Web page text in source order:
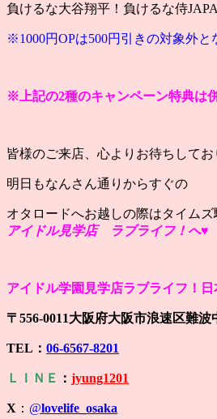
負けるな大谷翔平！負けるな侍
※1000円OPは500円引きの対象外と
※上記の2種のキャンペーン特典は
皆様のご来店、心よりお待ちしてお
明日もなんさん通りからすぐの
オタロードへお越しの際はタイム
アイドル見学店 ラブライフ！へ♥
アイドル学園見学店ラブライフ！
〒556-0011大阪府大阪市浪速区難波
TEL： 06-6567-8201
ＬＩＮＥ ： jyung1201
X ： @lovelife_osaka